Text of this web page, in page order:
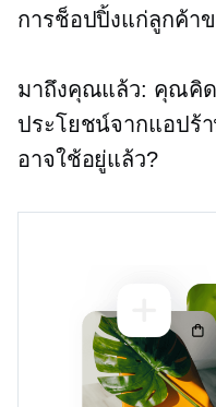
การช็อปปิ้งแก่ลูกค้า
มาถึงคุณแล้ว: คุณคิ
ประโยชน์จากแอปร้
อาจใช้อยู่แล้ว?